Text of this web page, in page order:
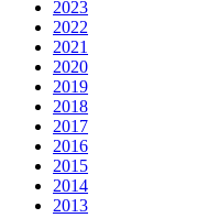
2023
2022
2021
2020
2019
2018
2017
2016
2015
2014
2013